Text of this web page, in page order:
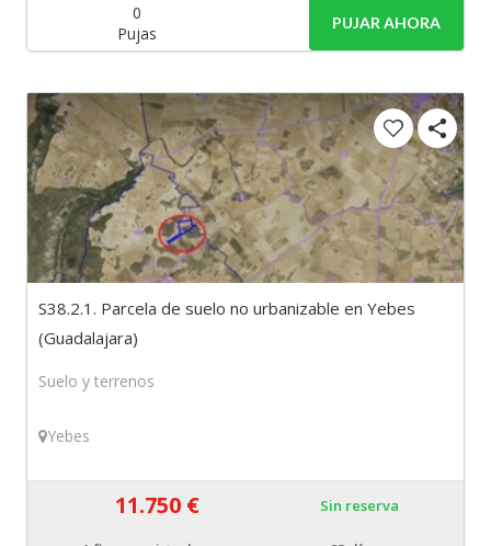
0
Pujas
PUJAR AHORA
S38.2.1. Parcela de suelo no urbanizable en Yebes
(Guadalajara)
Suelo y terrenos
Yebes
11.750 € Sin reserva